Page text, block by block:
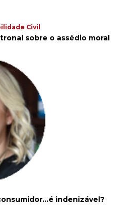
Civil
sobre o assédio moral
indenizável?